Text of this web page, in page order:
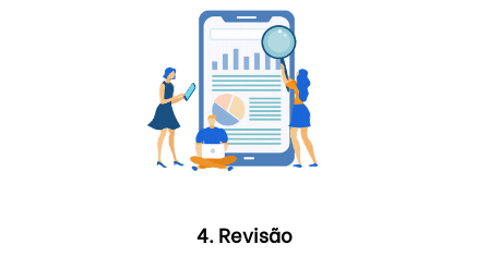
4. Revisão